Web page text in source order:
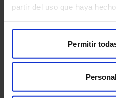
partir del uso que haya
Permitir